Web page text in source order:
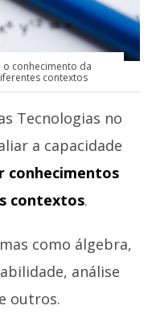
o conhecimento da
contextos
Tecnologias no
a capacidade
conhecimentos
contextos.
como álgebra,
análise
outros.